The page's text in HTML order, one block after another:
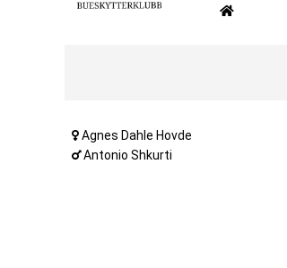
Agnes Dahle Hovde
Antonio Shkurti